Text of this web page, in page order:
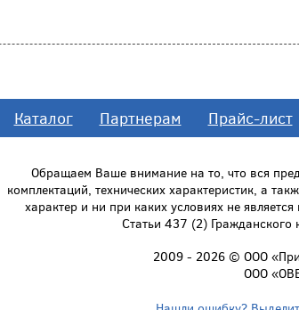
Каталог Партнерам Прайс-лист
Обращаем Ваше внимание на то, что вся
комплектаций, технических характеристик, а
характер и ни при каких условиях не
Статьи 437 (2) Гражданского
2009 - 2026 © ООО
ООО